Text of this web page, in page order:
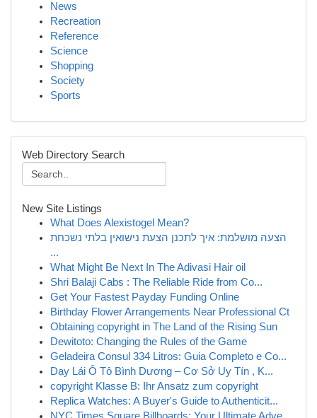
News
Recreation
Reference
Science
Shopping
Society
Sports
Web Directory Search
New Site Listings
What Does Alexistogel Mean?
הצעה מושלמת: איך לתכנן הצעת נישואין בלתי נשכחת
...
What Might Be Next In The Adivasi Hair oil
Shri Balaji Cabs : The Reliable Ride from Co...
Get Your Fastest Payday Funding Online
Birthday Flower Arrangements Near Professional Ct
Obtaining copyright in The Land of the Rising Sun
Dewitoto: Changing the Rules of the Game
Geladeira Consul 334 Litros: Guia Completo e Co...
Dạy Lái Ô Tô Bình Dương – Cơ Sở Uy Tín , K...
copyright Klasse B: Ihr Ansatz zum copyright
Replica Watches: A Buyer's Guide to Authenticit...